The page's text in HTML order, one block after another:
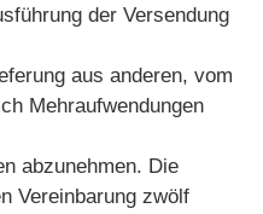
der Versendung
aus anderen, vom
Mehraufwendungen
abzunehmen. Die
Vereinbarung zwölf